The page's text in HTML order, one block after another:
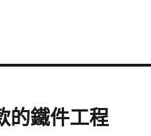
的鐵件工程